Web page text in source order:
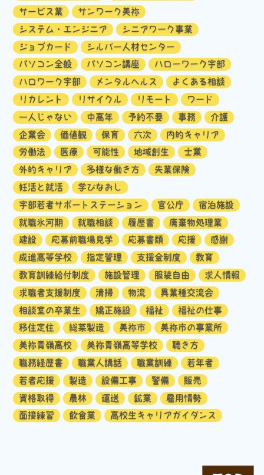
サービス業
サンワーク美祢
システム・エンジニア
シニアワーク事業
ジョブカード
シルバー人材センター
パソコン全般
パソコン講座
ハローワーク宇部
ハロワーク宇部
メンタルヘルス
よくある相談
リカレント
リサイクル リモート
ワード
一人じゃない
中高年 予約不要 事務
介護
企業会
価値観 保育 六次
内的キャリア
労働法
医療 可能性 地域創生
士業
外的キャリア
多様な働き方
失業保険
妊活と就活
学びなおし
宇部若者サポートステーション
官公庁
宿泊施設
就職氷河期
就職相談 履歴書
廃棄物処理業
建設
応募前職場見学 応募書類 応援
感謝
成進高等学校
指定管理 支援金制度
教育
教育訓練給付制度
施設管理 服装自由
求人情報
求職者支援制度
清掃 物流
異業種交流会
相談室の卒業生
矯正施設 福祉
福祉の仕事
移住定住
総菜製造 美祢市
美祢市の事業所
美祢青嶺高校
美祢青嶺高等学校
聴き方
職務経歴書
職業人講話 職業訓練
若年者
若者応援
製造 設備工事 警備
販売
資格取得
農林 運送 鉱業
雇用情勢
面接練習
飲食業 高校生キャリアガイダンス